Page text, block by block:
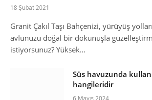
18 Şubat 2021
Granit Çakıl Taşı Bahçenizi, yürüyüş
avlunuzu doğal bir dokunuşla
istiyorsunuz? Yüksek…
Süs havuzunda
hangileridir
6 Mayıs 2024